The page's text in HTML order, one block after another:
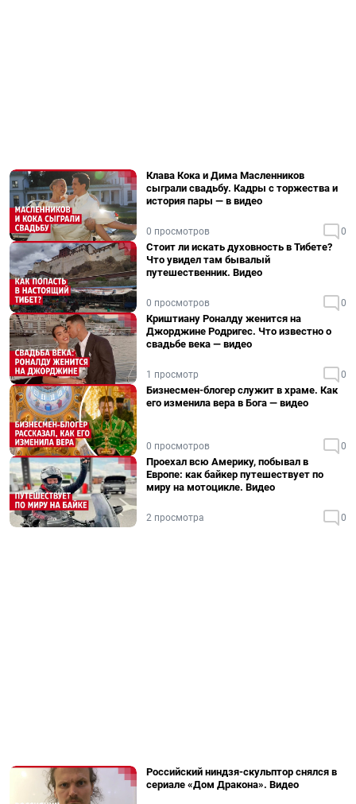
Клава Кока и Дима Масленников
сыграли свадьбу. Кадры с торжества и
история пары — в видео
0 просмотров 0
Стоит ли искать духовность в Тибете?
Что увидел там бывалый
путешественник. Видео
0 просмотров 0
Криштиану Роналду женится на
Джорджине Родригес. Что известно о
свадьбе века — видео
1 просмотр 0
Бизнесмен-блогер служит в храме. Как
его изменила вера в Бога — видео
0 просмотров 0
Проехал всю Америку, побывал в
Европе: как байкер путешествует по
миру на мотоцикле. Видео
2 просмотра 0
Российский ниндзя-скульптор снялся в
сериале «Дом Дракона». Видео